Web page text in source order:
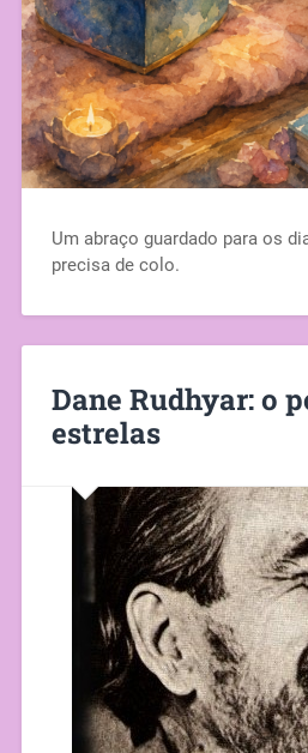
Um abraço guardado para os
precisa de colo.
Dane Rudhyar: o
estrelas